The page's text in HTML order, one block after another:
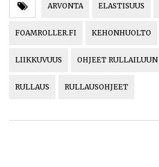
ARVONTA ELASTISUUS
FOAMROLLER.FI KEHONHUOLTO
LIIKKUVUUS OHJEET RULLAILUUN
RULLAUS RULLAUSOHJEET